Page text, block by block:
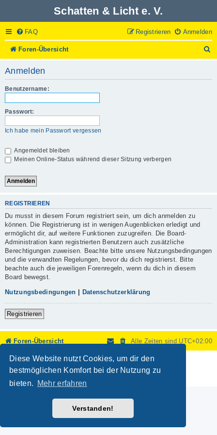
Diese Website nutzt Cookies, um dir den
bestmöglichen Komfort bei der Nutzung zu
bieten.
Mehr erfahren
Verstanden!
Schatten & Licht e. V.
FAQ Anmelden
Registrieren
Foren-Übersicht
u
Anmelden
Benutzername:
Passwort:
Ich habe mein Passwort vergessen
Angemeldet bleiben
Meinen Online-Status während dieser Sitzung verbergen
REGISTRIEREN
Du musst in diesem Forum registriert sein, um dich anmelden zu
können. Die Registrierung ist in wenigen Augenblicken erledigt und
ermöglicht dir, auf weitere Funktionen zuzugreifen. Die Board-
Administration kann registrierten Benutzern auch zusätzliche
Berechtigungen zuweisen. Beachte bitte unsere Nutzungsbedingungen
und die verwandten Regelungen, bevor du dich registrierst. Bitte
beachte auch die jeweiligen Forenregeln, wenn du dich in diesem
Board bewegst.
Nutzungsbedingungen Datenschutzerklärung
Registrieren
Foren-Übersicht Alle Zeiten sind UTC+02:00
Powered byphpBB® Forum Software © phpBB Limited
Deutsche Übersetzung durchphpBB.de